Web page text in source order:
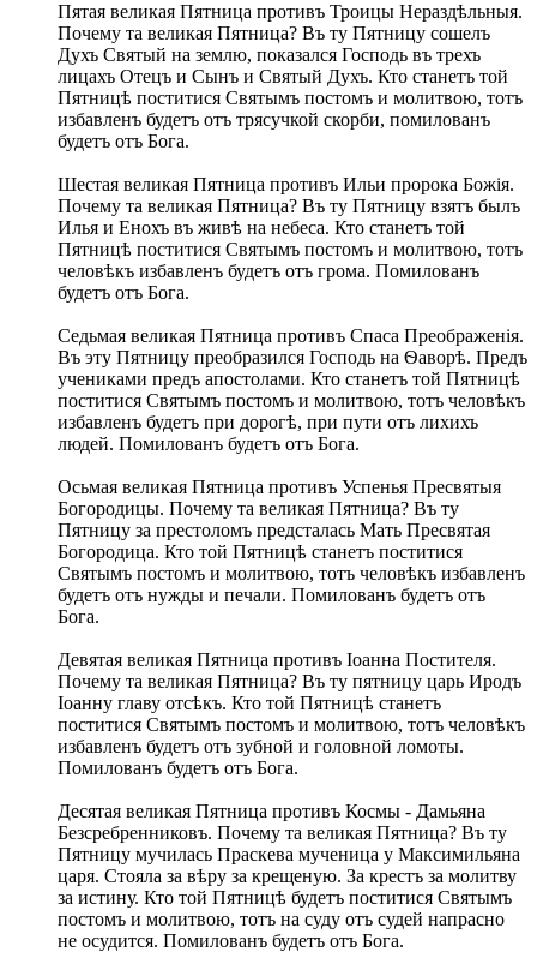
Пятая великая Пятница противъ Троицы Нераздѣльныя.
Почему та великая Пятница? Въ ту Пятницу сошелъ
Духъ Святый на землю, показался Господь въ трехъ
лицахъ Отецъ и Сынъ и Святый Духъ. Кто станетъ той
Пятницѣ поститися Святымъ постомъ и молитвою, тотъ
избавленъ будетъ отъ трясучкой скорби, помилованъ
будетъ отъ Бога.
Шестая великая Пятница противъ Ильи пророка Божія.
Почему та великая Пятница? Въ ту Пятницу взятъ былъ
Илья и Енохъ въ живѣ на небеса. Кто станетъ той
Пятницѣ поститися Святымъ постомъ и молитвою, тотъ
человѣкъ избавленъ будетъ отъ грома. Помилованъ
будетъ отъ Бога.
Седьмая великая Пятница противъ Спаса Преображенія.
Въ эту Пятницу преобразился Господь на Ѳаворѣ. Предъ
учениками предъ апостолами. Кто станетъ той Пятницѣ
поститися Святымъ постомъ и молитвою, тотъ человѣкъ
избавленъ будетъ при дорогѣ, при пути отъ лихихъ
людей. Помилованъ будетъ отъ Бога.
Осьмая великая Пятница противъ Успенья Пресвятыя
Богородицы. Почему та великая Пятница? Въ ту
Пятницу за престоломъ предсталась Мать Пресвятая
Богородица. Кто той Пятницѣ станетъ поститися
Святымъ постомъ и молитвою, тотъ человѣкъ избавленъ
будетъ отъ нужды и печали. Помилованъ будетъ отъ
Бога.
Девятая великая Пятница противъ Іоанна Постителя.
Почему та великая Пятница? Въ ту пятницу царь Иродъ
Іоанну главу отсѣкъ. Кто той Пятницѣ станетъ
поститися Святымъ постомъ и молитвою, тотъ человѣкъ
избавленъ будетъ отъ зубной и головной ломоты.
Помилованъ будетъ отъ Бога.
Десятая великая Пятница противъ Космы - Дамьяна
Безсребренниковъ. Почему та великая Пятница? Въ ту
Пятницу мучилась Праскева мученица у Максимильяна
царя. Стояла за вѣру за крещеную. За крестъ за молитву
за истину. Кто той Пятницѣ будетъ поститися Святымъ
постомъ и молитвою, тотъ на суду отъ судей напрасно
не осудится. Помилованъ будетъ отъ Бога.